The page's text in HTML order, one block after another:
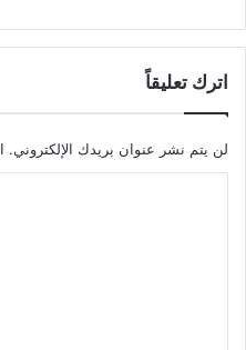
اترك تعليقاً
لن يتم نشر عنوان بريدك الإلكتروني.